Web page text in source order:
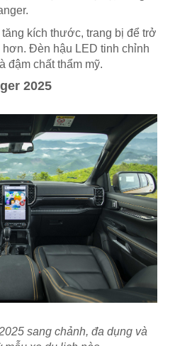
kích thước, trang bị để trở
Đèn hậu LED tinh chỉnh
đậm chất thẩm mỹ.
2025
sang chảnh, đa dụng và